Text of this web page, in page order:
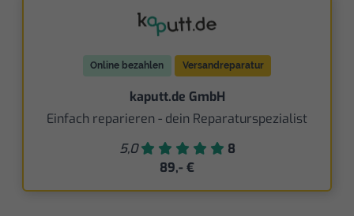
Online bezahlen Versandreparatur
kaputt.de GmbH
Einfach reparieren - dein Reparaturspezialist
5,0
8
89,- €